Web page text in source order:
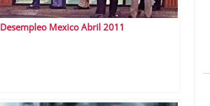
Desempleo Mexico Abril 2011